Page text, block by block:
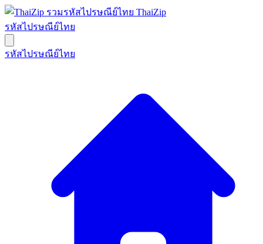
ThaiZip
รหัสไปรษณีย์ไทย
รหัสไปรษณีย์ไทย